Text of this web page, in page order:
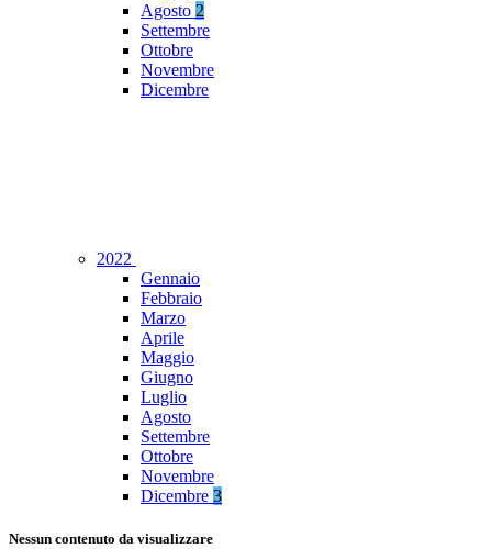
Agosto 2
Settembre
Ottobre
Novembre
Dicembre
2022
Gennaio
Febbraio
Marzo
Aprile
Maggio
Giugno
Luglio
Agosto
Settembre
Ottobre
Novembre
Dicembre 3
Nessun contenuto da visualizzare